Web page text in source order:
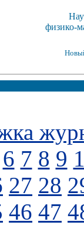
физико-
6 7 8 9
27 28
46 47